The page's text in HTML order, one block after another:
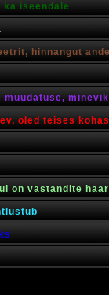
iseendale
hinnangut
muudatuse,
oled teises
on vastandite